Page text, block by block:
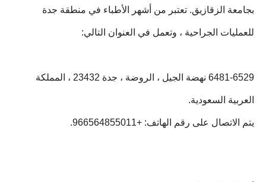
بجامعة الزقازيق. تعتبر من أشهر الأطباء في منطقة جدة
للعمليات الجراحية ، وتعمل في العنوان التالي:
6481-6529 نهضة الجيل ، الروضة ، جدة 23432 ، المملكة
العربية السعودية.
يتم الاتصال على رقم الهاتف: +966564855011.